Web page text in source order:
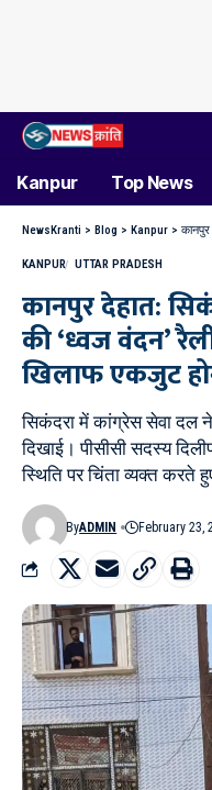
Kanpur Top News
NewsKranti > Blog > Kanpur > कानपुर
KANPUR UTTAR PRADESH
कानपुर देहात:
की ‘ध्वज वंदन’
खिलाफ एकजुट
सिकंदरा में कांग्रेस सेवा दल
दिखाई। पीसीसी सदस्य
स्थिति पर चिंता व्यक्त करते
ByADMIN February 23,